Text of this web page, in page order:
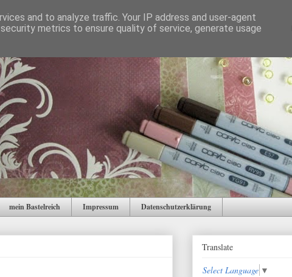
mein Bastelreich Impressum Datenschutzerklärung
Translate
Select Language ▼
and to analyze traffic. Your IP address and user-agent
metrics to ensure quality of service, generate usage